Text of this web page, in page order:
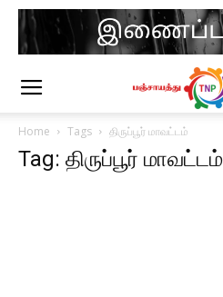
Home Tags திருப்பூர் மாவட்டம்
Tag: திருப்பூர் மாவட்டம்